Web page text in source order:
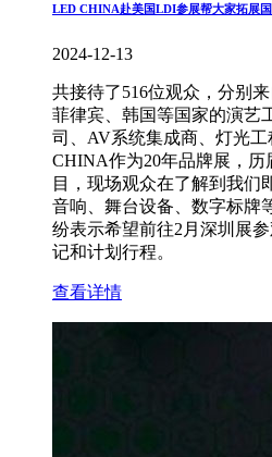
LED CHINA赴美国LDI参展帮大家拓展
2024-12-13
共接待了516位观众，分别
菲律宾、韩国等国家的演艺
司、AV系统集成商、灯光
CHINA作为20年品牌展，
目，现场观众在了解到我们
音响、舞台设备、数字标牌
纷表示希望前往2月深圳展
记和计划行程。
查看详情